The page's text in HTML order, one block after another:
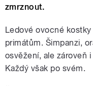
zmrznout.
Ledové ovocné
primátům. Šimpanzi,
osvěžení, ale zároveň
Každý však po svém.